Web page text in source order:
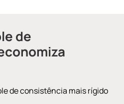
de
de consistência mais rígido